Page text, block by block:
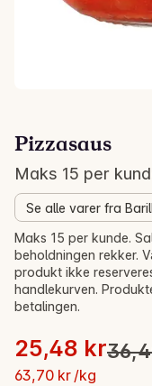
Pizzasaus
Maks 15 per
Se alle varer fra
Salg! -30%
Opprinnelig pris var:
Gjeldende pris er:
25,48 kr
63,70 kr /kg
Stykkpris: 63,70 kr /
Maks 15 per kunde.
beholdningen rekker.
produkt ikke
handlekurven.
betalingen.